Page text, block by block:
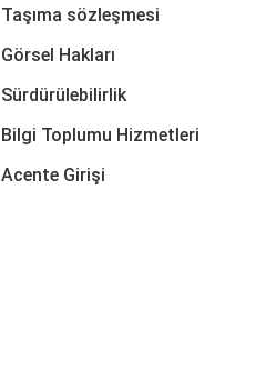
Taşıma sözleşmesi
Görsel Hakları
Sürdürülebilirlik
Bilgi Toplumu Hizmetleri
Acente Girişi